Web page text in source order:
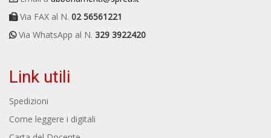
Via FAX al N. 02 56561221
Via WhatsApp al N. 329 3922420
Link utili
Spedizioni
Come leggere i digitali